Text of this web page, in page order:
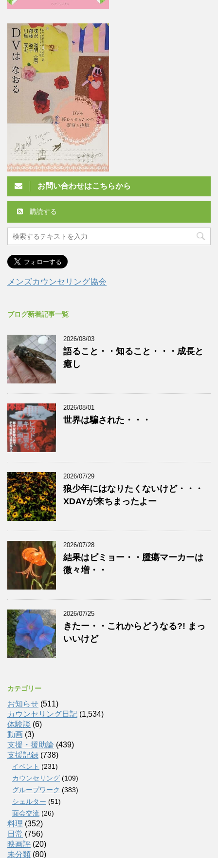
お問い合わせはこちらから
購読する
メンズカウンセリング協会
ブログ新着記事一覧
2026/08/03
語ること・・知ること・・・成長と
癒し
2026/08/01
世界は騙された・・・
2026/07/29
狼少年にはなりたくないけど・・・
XDAYが来ちまったよー
2026/07/28
結果はビミョー・・腫瘍マーカーは
微々増・・
2026/07/25
きたー・・これからどうなる?! まっ
いいけど
カテゴリー
お知らせ (511)
カウンセリング日記 (1,534)
体験談 (6)
動画 (3)
支援・援助論 (439)
支援記録 (738)
イベント (231)
カウンセリング (109)
グループワーク (383)
シェルター (51)
面会交流 (26)
料理 (352)
日常 (756)
映画評 (20)
未分類 (80)